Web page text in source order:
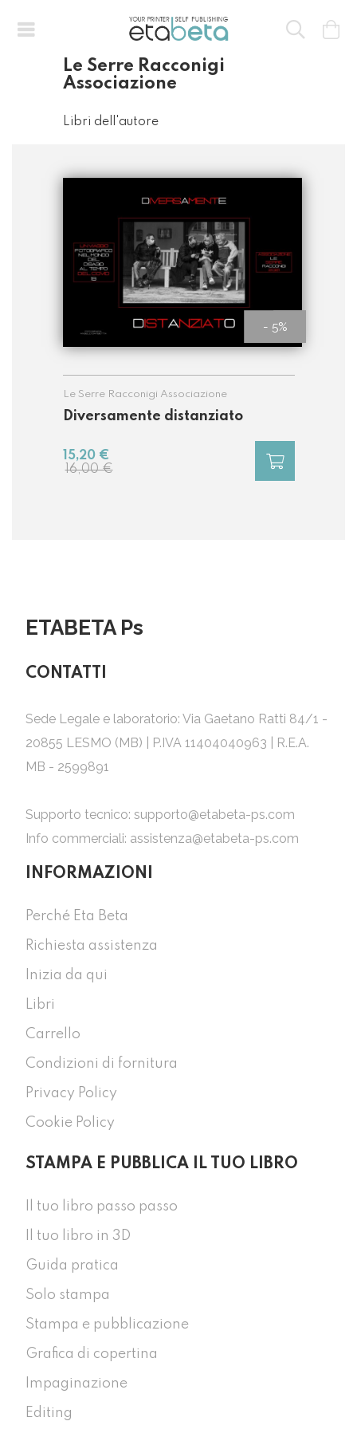
Le Serre Racconigi
Associazione
Libri dell'autore
- 5%
Diversamente distanziato
Le Serre Racconigi Associazione
16,00 €
15,20 €
ETABETA Ps
CONTATTI
Sede Legale e laboratorio: Via Gaetano Ratti 84/1 -
20855 LESMO (MB) | P.IVA 11404040963 | R.E.A.
MB - 2599891
Supporto tecnico: supporto@etabeta-ps.com
Info commerciali: assistenza@etabeta-ps.com
INFORMAZIONI
Perché Eta Beta
Richiesta assistenza
Inizia da qui
Libri
Carrello
Condizioni di fornitura
Privacy Policy
Cookie Policy
STAMPA E PUBBLICA IL TUO LIBRO
Il tuo libro passo passo
Il tuo libro in 3D
Guida pratica
Solo stampa
Stampa e pubblicazione
Grafica di copertina
Impaginazione
Editing